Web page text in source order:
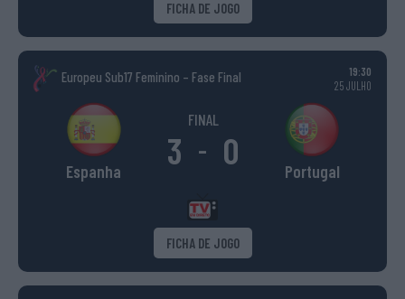
FICHA DE JOGO
Europeu Sub17 Feminino – Fase Final
19:30
25 JULHO
Espanha
FINAL
3 - 0 Portugal
FICHA DE JOGO